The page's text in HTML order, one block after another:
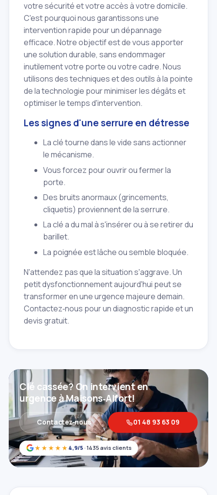
votre sécurité et votre accès à votre domicile.
C'est pourquoi nous garantissons une
intervention rapide pour un dépannage
efficace. Notre objectif est de vous apporter
une solution durable, sans endommager
inutilement votre porte ou votre cadre. Nous
utilisons des techniques et des outils à la pointe
de la technologie pour minimiser les dégâts et
optimiser le temps d'intervention.
Les signes d'une serrure en détresse
La clé tourne dans le vide sans actionner
le mécanisme.
Vous forcez pour ouvrir ou fermer la
porte.
Des bruits anormaux (grincements,
cliquetis) proviennent de la serrure.
La clé a du mal à s'insérer ou à se retirer du
barillet.
La poignée est lâche ou semble bloquée.
N'attendez pas que la situation s'aggrave. Un
petit dysfonctionnement aujourd'hui peut se
transformer en une urgence majeure demain.
Contactez‑nous pour un diagnostic rapide et un
devis gratuit.
★★★★★ 4,9/5 · 1435 avis clients
Clé cassée? On intervient en
urgence à Maisons‑Alfort!
Contactez‑nous 01 48 93 63 09